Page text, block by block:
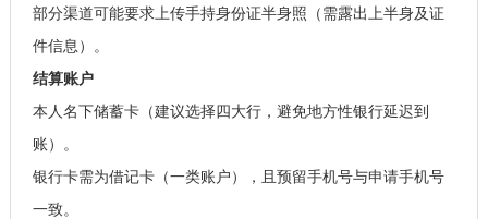
部分渠道可能要求上传手持身份证半身照（需露出上半身及证
件信息）。
结算账户
本人名下储蓄卡（建议选择四大行，避免地方性银行延迟到
账）。
银行卡需为借记卡（一类账户），且预留手机号与申请手机号
一致。